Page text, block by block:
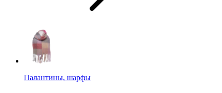
Палантины, шарфы